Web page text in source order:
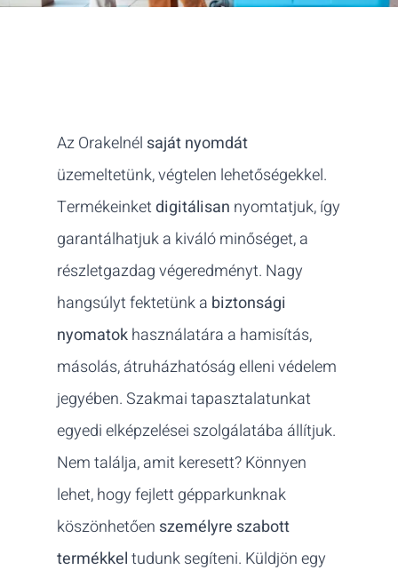
Az Orakelnél saját nyomdát
üzemeltetünk, végtelen lehetőségekkel.
Termékeinketdigitálisan nyomtatjuk, így
garantálhatjuk a kiváló minőséget, a
részletgazdag végeredményt. Nagy
hangsúlyt fektetünk a biztonsági
nyomatokhasználatára a hamisítás,
másolás, átruházhatóság elleni védelem
jegyében. Szakmai tapasztalatunkat
egyedi elképzelései szolgálatába állítjuk.
Nem találja, amit keresett? Könnyen
lehet, hogy fejlett gépparkunknak
köszönhetően személyre szabott
termékkeltudunk segíteni. Küldjön egy